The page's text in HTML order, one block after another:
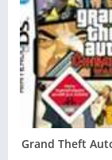
Grand Theft